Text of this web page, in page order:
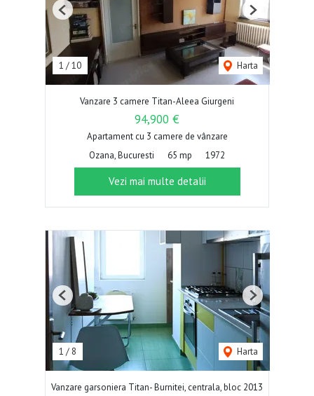
1 /10 Harta
Previous Next
Vanzare 3 camere Titan-Aleea Giurgeni
94,900 €
Apartament cu 3 camere de vânzare
Ozana, Bucuresti
65 mp 1972
Vezi mai multe detalii
1 / 8 Harta
Previous Next
Vanzare garsoniera Titan- Burnitei, centrala, bloc 2013